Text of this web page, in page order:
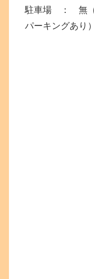
駐車場 ： 無（
パーキングあり）